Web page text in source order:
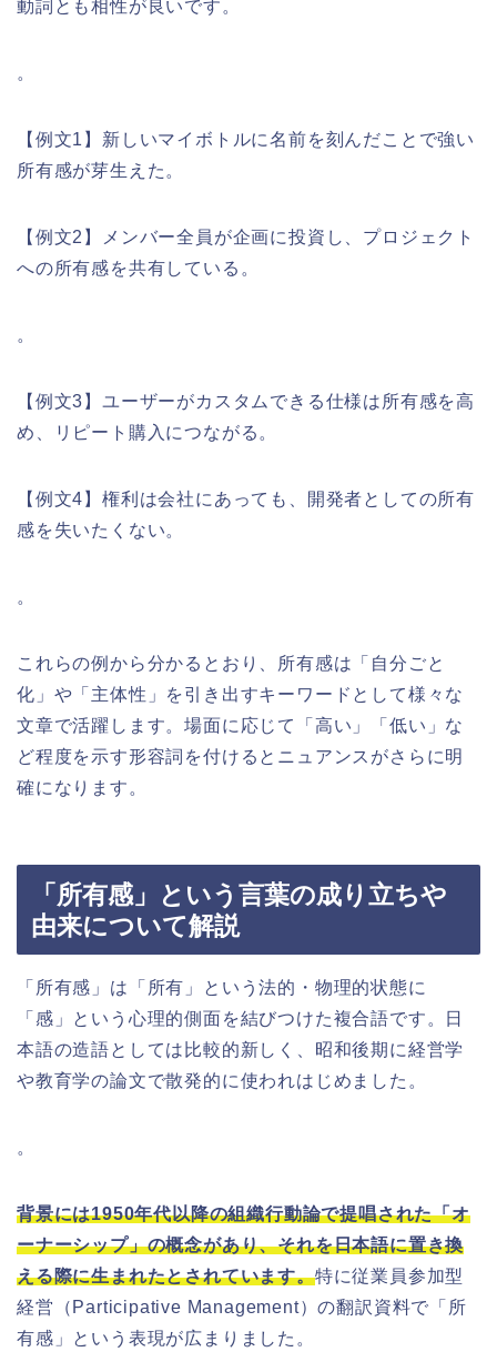
動詞とも相性が良いです。
。
【例文1】新しいマイボトルに名前を刻んだことで強い
所有感が芽生えた。
【例文2】メンバー全員が企画に投資し、プロジェクト
への所有感を共有している。
。
【例文3】ユーザーがカスタムできる仕様は所有感を高
め、リピート購入につながる。
【例文4】権利は会社にあっても、開発者としての所有
感を失いたくない。
。
これらの例から分かるとおり、所有感は「自分ごと
化」や「主体性」を引き出すキーワードとして様々な
文章で活躍します。場面に応じて「高い」「低い」な
ど程度を示す形容詞を付けるとニュアンスがさらに明
確になります。
「所有感」という言葉の成り立ちや
由来について解説
「所有感」は「所有」という法的・物理的状態に
「感」という心理的側面を結びつけた複合語です。日
本語の造語としては比較的新しく、昭和後期に経営学
や教育学の論文で散発的に使われはじめました。
。
背景には1950年代以降の組織行動論で提唱された「オ
ーナーシップ」の概念があり、それを日本語に置き換
える際に生まれたとされています。特に従業員参加型
経営（Participative Management）の翻訳資料で「所
有感」という表現が広まりました。